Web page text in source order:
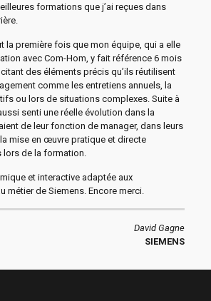
formations que j’ai reçues dans
la première fois que mon équipe, qui a elle
avec Com-Hom, y fait référence 6 mois
des éléments précis qu’ils réutilisent
comme les entretiens annuels, la
ou lors de situations complexes. Suite à
senti une réelle évolution dans la
de leur fonction de manager, dans leurs
mise en œuvre pratique et directe
lors de la formation.
et interactive adaptée aux
métier de Siemens. Encore merci.
David Gagne
SIEMENS